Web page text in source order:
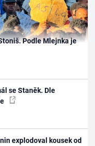
Podle Mlejnka je
se Staněk. Dle
explodoval kousek od